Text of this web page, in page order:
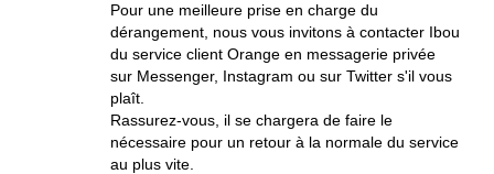
Pour une meilleure prise en charge du
dérangement, nous vous invitons à contacter Ibou
du service client Orange en messagerie privée
sur Messenger, Instagram ou sur Twitter s'il vous
plaît.
Rassurez-vous, il se chargera de faire le
nécessaire pour un retour à la normale du service
au plus vite.